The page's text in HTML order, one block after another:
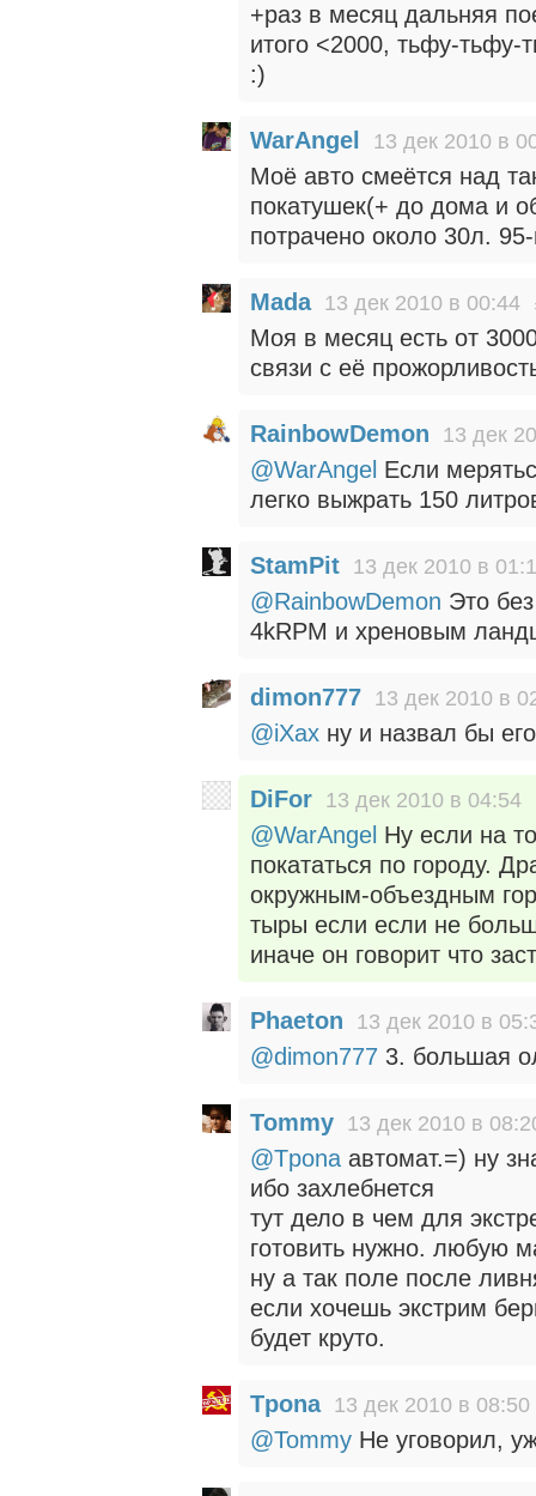
+раз в месяц дальняя
итого <2000, тьфу-тьфу-
:)
WarAngel 13 дек 2010 в
Моё авто смеётся над
покатушек(+ до дома и
потрачено около 30л.
Mada 13 дек 2010 в 00:44
Моя в месяц есть от
связи с её
RainbowDemon 13 дек
@WarAngel Если
легко выжрать 150
StamPit 13 дек 2010 в
@RainbowDemon Это
4kRPM и хреновым
dimon777 13 дек 2010 в
@iXax ну и назвал бы
DiFor 13 дек 2010 в 04:54
@WarAngel Ну если на
покататься по городу.
окружным-объездным
тыры если если не
иначе он говорит что
Phaeton 13 дек 2010 в
@dimon777 3. большая
Tommy 13 дек 2010 в
@Tpona автомат.=) ну
ибо захлебнется
тут дело в чем для
готовить нужно. любую
ну а так поле после
если хочешь экстрим
будет круто.
Tpona 13 дек 2010 в 08:50
@Tommy Не уговорил,